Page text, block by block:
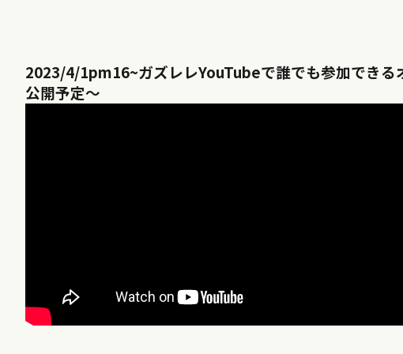
2023/4/1pm16~ガズレレYouTubeで誰でも参加できる
公開予定～